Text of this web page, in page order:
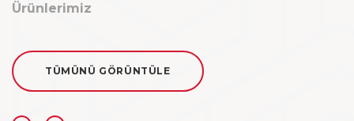
Ürünlerimiz
TÜMÜNÜ GÖRÜNTÜLE